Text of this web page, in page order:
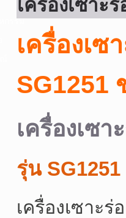
กรรม
เครื่องเซาะ
เครื่องเซ
SG1251
เครื่องเซ
รุ่น SG1251
เครื่องเซาะ